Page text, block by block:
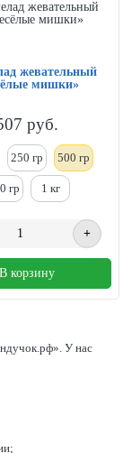
жевательный
мишки»
руб.
250 гр 500 гр
гр 1 кг
+
В корзину
У нас